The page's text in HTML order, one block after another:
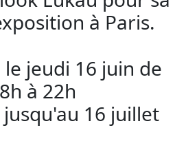
à Paris.
jeudi 16 juin de
à 22h
16 juillet